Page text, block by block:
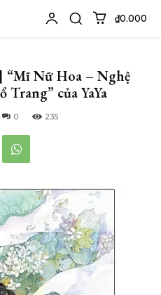
₫0.000
“Mĩ Nữ Hoa – Nghệ
của YaYa
0 235